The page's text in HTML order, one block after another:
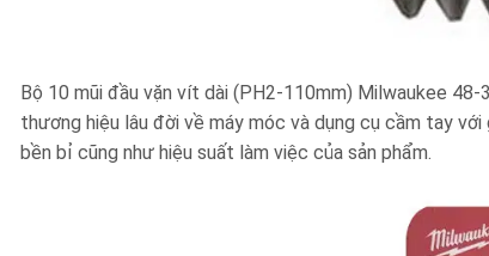
Bộ 10 mũi đầu vặn vít dài (PH2-110mm) Milwaukee
thương hiệu lâu đời về máy móc và dụng cụ cầm tay
bền bỉ cũng như hiệu suất làm việc của sản phẩm.